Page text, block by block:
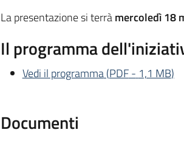
La presentazione si terràmercoledì 18
Il programma
Vedi il programma(PDF- 1,1 MB)
Documenti